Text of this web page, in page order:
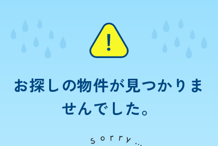
お探しの物件が見つかりま
せんでした。